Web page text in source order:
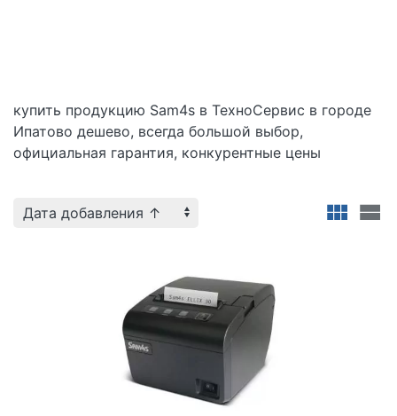
купить продукцию Sam4s в ТехноСервис в городе
Ипатово дешево, всегда большой выбор,
официальная гарантия, конкурентные цены